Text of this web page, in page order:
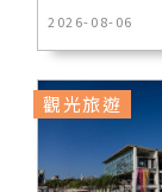
2026-08-06
觀光旅遊